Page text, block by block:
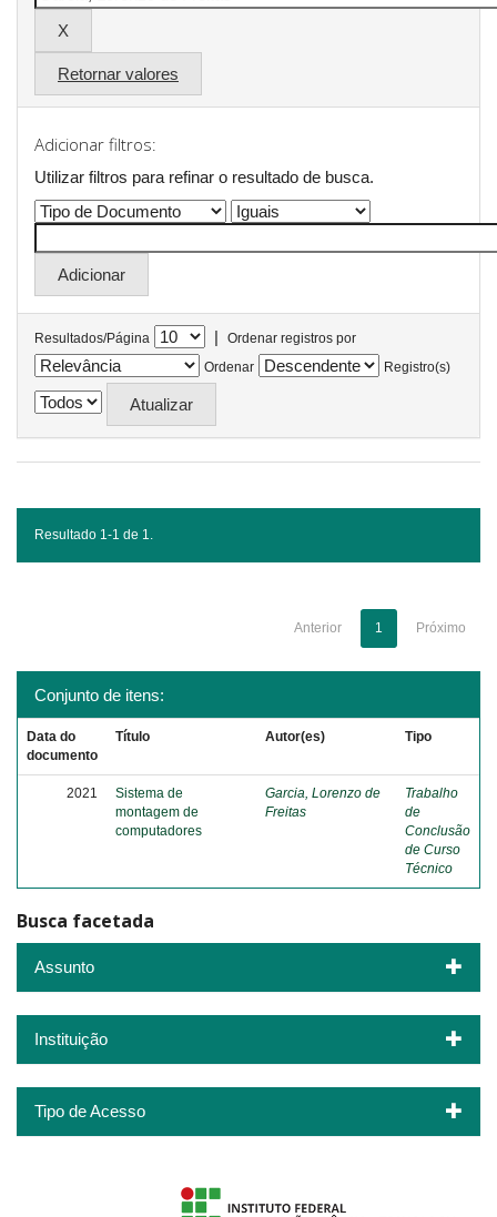
Retornar valores
Adicionar filtros:
Utilizar filtros para refinar o resultado de busca.
Resultados/Página |
Ordenar registros por
Ordenar
Registro(s)
Resultado 1-1 de 1.
Anterior 1 Próximo
Conjunto de itens:
Data do
documento
Título Autor(es) Tipo
2021
Sistema de
montagem de
computadores
Garcia, Lorenzo de
Freitas
Trabalho
de
Conclusão
de Curso
Técnico
Busca facetada
Assunto
Instituição
Tipo de Acesso